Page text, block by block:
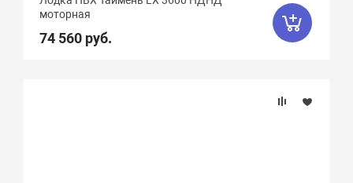
моторная
74 560 руб.